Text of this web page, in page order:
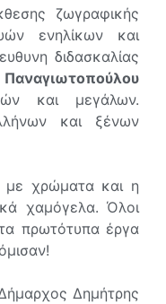
ζωγραφικής
ενηλίκων και
διδασκαλίας
και μεγάλων.
και ξένων
με χρώματα και η
χαμόγελα. Όλοι
πρωτότυπα έργα
Δημήτρης